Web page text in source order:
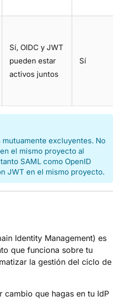
Sí, OIDC y JWT
pueden estar
activos juntos
Sí
mutuamente excluyentes. No
el mismo proyecto al
SAML como OpenID
JWT en el mismo proyecto.
Identity Management) es
que funciona sobre tu
la gestión del ciclo de
cambio que hagas en tu IdP